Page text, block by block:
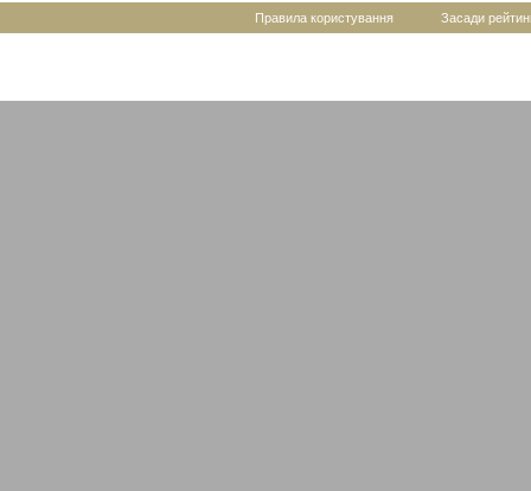
Правила користування Засади